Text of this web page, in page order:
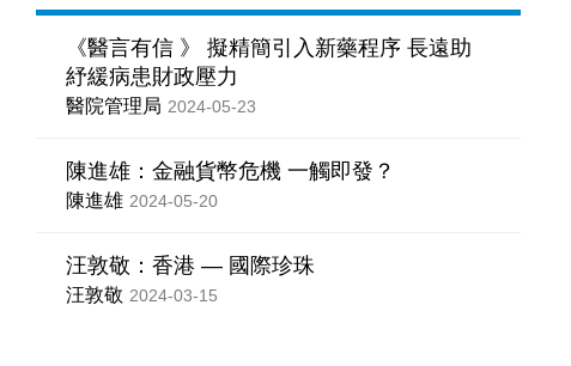
《醫言有信 》 擬精簡引入新藥程序 長遠助
紓緩病患財政壓力
醫院管理局 2024-05-23
陳進雄：金融貨幣危機 一觸即發？
陳進雄 2024-05-20
汪敦敬：香港 — 國際珍珠
汪敦敬 2024-03-15